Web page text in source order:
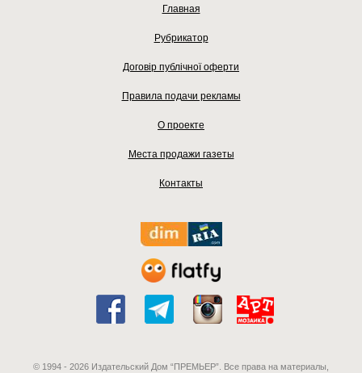
Главная
Рубрикатор
Договір публічної оферти
Правила подачи рекламы
О проекте
Места продажи газеты
Контакты
© 1994 - 2026 Издательский Дом “ПРЕМЬЕР”. Все права на материалы,